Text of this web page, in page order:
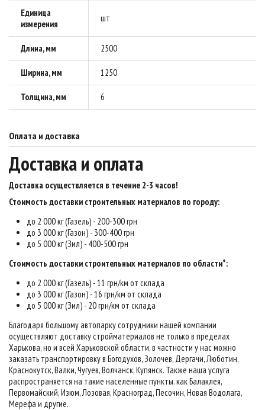
Единица
измерения
шт
Длина, мм 2500
Ширина, мм 1250
Толщина, мм 6
Оплата и доставка
Доставка и оплата
Доставка осуществляется в течение 2-3 часов!
Стоимость доставки строительных материалов по городу:
до 2 000 кг (Газель) - 200-300 грн
до 3 000 кг (Газон) - 300-400 грн
до 5 000 кг (Зил) - 400-500 грн
Стоимость доставки строительных материалов по области*:
до 2 000 кг (Газель) - 11 грн/км от склада
до 3 000 кг (Газон) - 16 грн/км от склада
до 5 000 кг (Зил) - 20 грн/км от склада
Благодаря большому автопарку сотрудники нашей компании
осуществляют доставку стройматериалов не только в пределах
Харькова, но и всей Харьковской области, в частности у нас можно
заказать транспортировку в Богодухов, Золочев, Дергачи, Люботин,
Краснокутск, Валки, Чугуев, Волчанск, Купянск. Также наша услуга
распространяется на такие населенные пункты. как Балаклея,
Первомайский, Изюм, Лозовая, Красноград, Песочин, Новая Водолага,
Мерефа и другие.